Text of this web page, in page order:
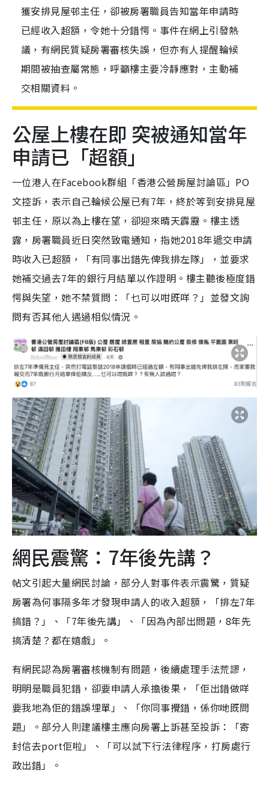
獲安排見屋邨主任，卻被房署職員告知當年申請時
已經收入超額，令她十分錯愕。事件在網上引發熱
議，有網民質疑房署審核失誤，但亦有人提醒輪候
期間被抽查屬常態，呼籲樓主要冷靜應對，主動補
交相關資料。
公屋上樓在即 突被通知當年
申請已「超額」
一位港人在Facebook群組「香港公營房屋討論區」PO
文控訴，表示自己輪候公屋已有7年，終於等到安排見屋
邨主任，原以為上樓在望，卻迎來晴天霹靂。樓主透
露，房署職員近日突然致電通知，指她2018年遞交申請
時收入已超額，「有同事出錯先俾我排左隊」，並要求
她補交過去7年的銀行月結單以作證明。樓主聽後極度錯
愕與失望，她不禁質問：「乜可以咁既咩？」並發文詢
問有否其他人遇過相似情況。
網民震驚：7年後先講？
帖文引起大量網民討論，部分人對事件表示震驚，質疑
房署為何事隔多年才發現申請人的收入超額，「排左7年
搞錯？」、「7年後先講」、「因為內部出問題，8年先
搞清楚？都在嬉戲」。
有網民認為房署審核機制有問題，後續處理手法荒謬，
明明是職員犯錯，卻要申請人承擔後果，「佢出錯做咩
要我地為佢的錯誤埋單」、「你同事攪錯，係你哋既問
題」。部分人則建議樓主應向房署上訴甚至投訴：「寄
封信去port佢啦」、「可以試下行法律程序，打房處行
政出錯」。